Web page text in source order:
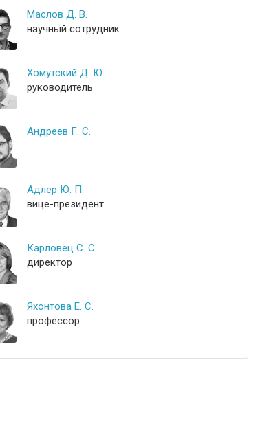
Маслов Д. В.
научный сотрудник
Хомутский Д. Ю.
руководитель
Андреев Г. С.
Адлер Ю. П.
вице-президент
Карловец С. С.
директор
Яхонтова Е. С.
профессор